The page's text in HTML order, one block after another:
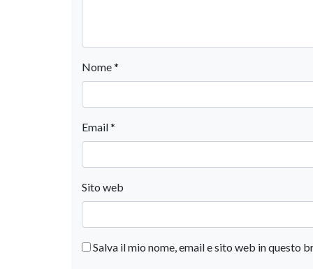
Nome*
Email*
Sito web
Salva il mio nome, email e sito web in questo